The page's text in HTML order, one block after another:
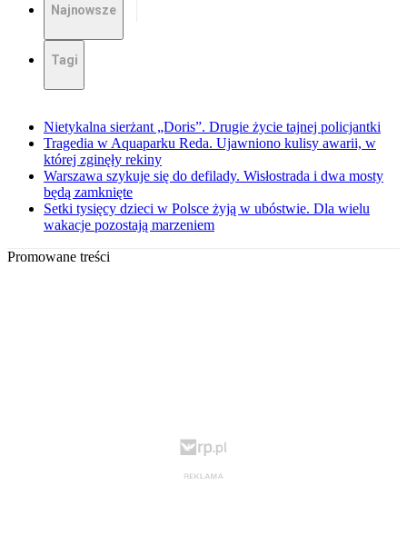
Najnowsze
Tagi
Nietykalna sierżant „Doris”. Drugie życie tajnej policjantki
Tragedia w Aquaparku Reda. Ujawniono kulisy awarii, w
której zginęły rekiny
Warszawa szykuje się do defilady. Wisłostrada i dwa mosty
będą zamknięte
Setki tysięcy dzieci w Polsce żyją w ubóstwie. Dla wielu
wakacje pozostają marzeniem
Promowane treści